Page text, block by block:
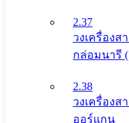
2.37
วงเครื่องส
กล่อมนารี
2.38
วงเครื่องส
ออร์แกน